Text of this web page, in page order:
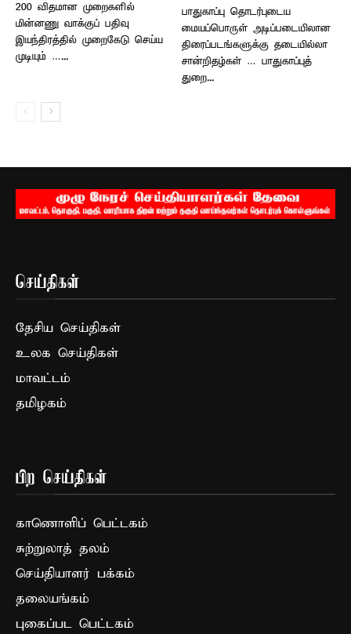
200 விதமான முறைகளில்
மின்னணு வாக்குப் பதிவு
இயந்திரத்தில் முறைகேடு செய்ய
முடியும் …...
பாதுகாப்பு தொடர்புடைய
மையப்பொருள் அடிப்படையிலான
திரைப்படங்களுக்கு தடையில்லா
சான்றிதழ்கள் … பாதுகாப்புத்
துறை...
செய்திகள்
தேசிய செய்திகள்
உலக செய்திகள்
மாவட்டம்
தமிழகம்
பிற செய்திகள்
காணொளிப் பெட்டகம்
சுற்றுலாத் தலம்
செய்தியாளர் பக்கம்
தலையங்கம்
புகைப்பட பெட்டகம்